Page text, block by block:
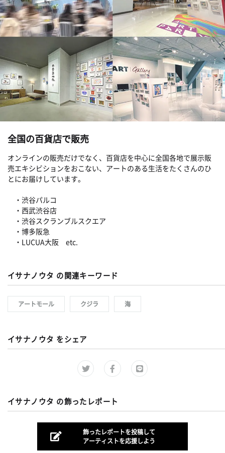
全国の百貨店で販売
オンラインの販売だけでなく、百貨店を中心に全国各地で展示販
売エキシビションをおこない、アートのある生活をたくさんのひ
とにお届けしています。
・渋谷パルコ
・西武渋谷店
・渋谷スクランブルスクエア
・博多阪急
・LUCUA大阪 etc.
イサナノウタ の関連キーワード
アートモール クジラ 海
イサナノウタ をシェア
イサナノウタ の飾ったレポート
飾ったレポートを投稿して
アーティストを応援しよう